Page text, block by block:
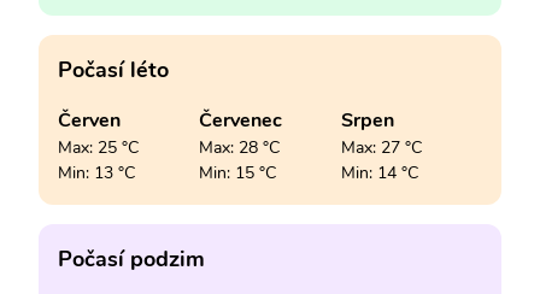
Počasí léto
Červen
Max: 25 °C
Min: 13 °C
Červenec
Max: 28 °C
Min: 15 °C
Srpen
Max: 27 °C
Min: 14 °C
Počasí podzim